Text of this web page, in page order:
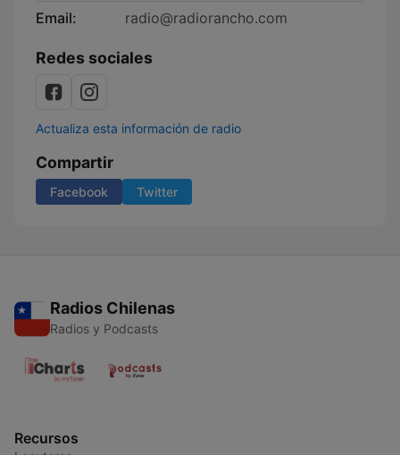
Email:
radio@radiorancho.com​
Redes sociales
Actualiza esta información de radio
Compartir
Facebook Twitter
Radios Chilenas
Radios y Podcasts
Recursos